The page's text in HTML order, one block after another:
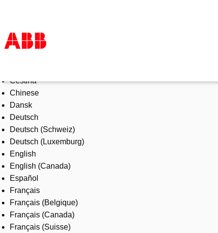
Products & Solutions
Industries
Services
About us
Where to buy
Contact us
Careers
Čeština
Chinese
Dansk
Deutsch
Deutsch (Schweiz)
Deutsch (Luxemburg)
English
English (Canada)
Español
Français
Français (Belgique)
Français (Canada)
Français (Suisse)